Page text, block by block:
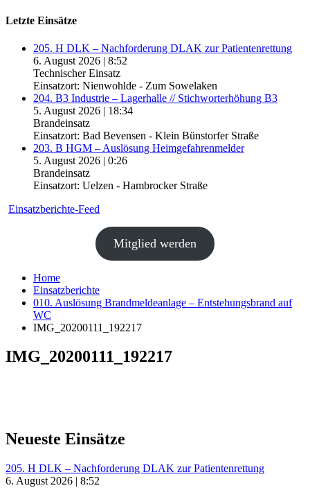
Letzte Einsätze
205. H DLK – Nachforderung DLAK zur Patientenrettung
6. August 2026 | 8:52
Technischer Einsatz
Einsatzort: Nienwohlde - Zum Sowelaken
204. B3 Industrie – Lagerhalle // Stichworterhöhung B3
5. August 2026 | 18:34
Brandeinsatz
Einsatzort: Bad Bevensen - Klein Bünstorfer Straße
203. B HGM – Auslösung Heimgefahrenmelder
5. August 2026 | 0:26
Brandeinsatz
Einsatzort: Uelzen - Hambrocker Straße
Einsatzberichte-Feed
Mitglied werden
Home
Einsatzberichte
010. Auslösung Brandmeldeanlage – Entstehungsbrand auf
WC
IMG_20200111_192217
IMG_20200111_192217
Neueste Einsätze
205. H DLK – Nachforderung DLAK zur Patientenrettung
6. August 2026 | 8:52